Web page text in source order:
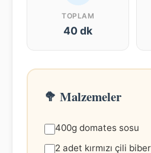
TOPLAM
40 dk
🥦 Malzemeler
400g domates sosu
2 adet kırmızı çili biber